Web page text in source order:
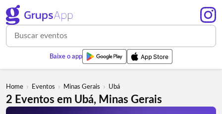
Baixe o app
Home › Eventos › Minas Gerais › Ubá
2 Eventos em Ubá, Minas Gerais